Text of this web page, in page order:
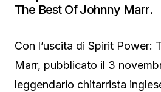
The Best Of Johnny Marr.
Con l’uscita di Spirit Power:
Marr, pubblicato il 3
leggendario chitarrista